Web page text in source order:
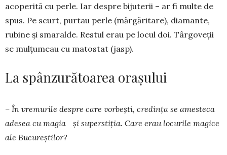
acoperită cu perle. Iar despre bijuterii – ar fi multe de
spus. Pe scurt, purtau perle (mărgăritare), diamante,
rubine și smaralde. Restul erau pe locul doi. Târgoveții
se mulțumeau cu matostat (jasp).
La spânzurătoarea orașului
– În vremurile despre care vorbești, credința se amesteca
adesea cu magia și superstiția. Care erau locurile magice
ale Bucureștilor?